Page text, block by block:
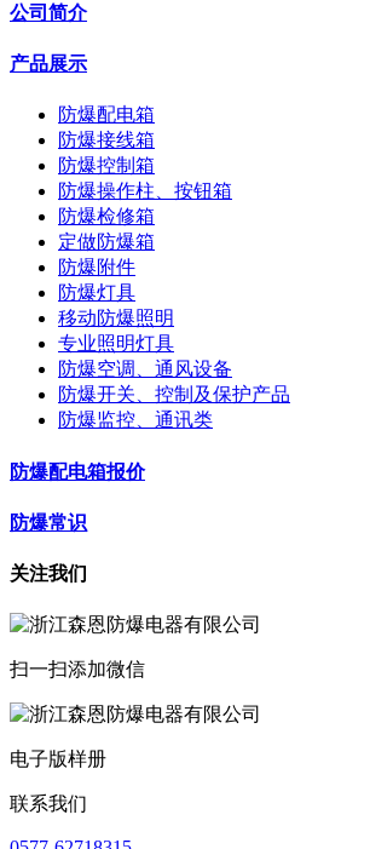
公司简介
产品展示
防爆配电箱
防爆接线箱
防爆控制箱
防爆操作柱、按钮箱
防爆检修箱
定做防爆箱
防爆附件
防爆灯具
移动防爆照明
专业照明灯具
防爆空调、通风设备
防爆开关、控制及保护产品
防爆监控、通讯类
防爆配电箱报价
防爆常识
关注我们
扫一扫添加微信
电子版样册
联系我们